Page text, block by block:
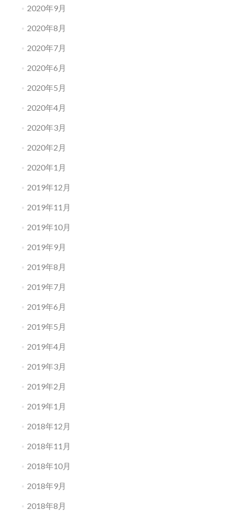
2020年9月
2020年8月
2020年7月
2020年6月
2020年5月
2020年4月
2020年3月
2020年2月
2020年1月
2019年12月
2019年11月
2019年10月
2019年9月
2019年8月
2019年7月
2019年6月
2019年5月
2019年4月
2019年3月
2019年2月
2019年1月
2018年12月
2018年11月
2018年10月
2018年9月
2018年8月